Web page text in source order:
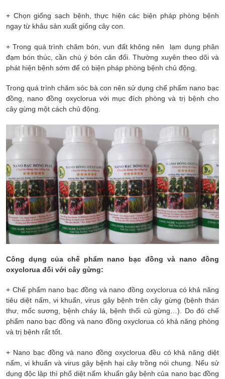
+ Chọn giống sạch bệnh, thực hiện các biện pháp phòng bệnh
ngay từ khâu sản xuất giống cây con.
+ Trong quá trình chăm bón, vun đất không nên lạm dụng phân
đạm bón thúc, cần chú ý bón cân đối. Thường xuyên theo dõi và
phát hiện bệnh sớm để có biện pháp phòng bệnh chủ động.
Trong quá trình chăm sóc bà con nên sử dụng chế phẩm nano bạc
đồng, nano đồng oxyclorua với mục đích phòng và trị bệnh cho
cây gừng một cách chủ động.
Công dụng của chế phẩm nano bạc đồng và nano đồng
oxyclorua đối với cây gừng:
+ Chế phẩm nano bạc đồng và nano đồng oxyclorua có khả năng
tiêu diệt nấm, vi khuẩn, virus gây bệnh trên cây gừng (bệnh thán
thư, mốc sương, bệnh cháy lá, bệnh thối củ gừng…). Do đó chế
phẩm nano bạc đồng và nano đồng oxyclorua có khả năng phòng
và trị bệnh rất tốt.
+ Nano bạc đồng và nano đồng oxyclorua đều có khả năng diệt
nấm, vi khuẩn và virus gây bệnh hại cây trồng nói chung. Nếu sử
dụng độc lập thì phổ diệt nấm khuẩn gây bệnh của nano bạc đồng